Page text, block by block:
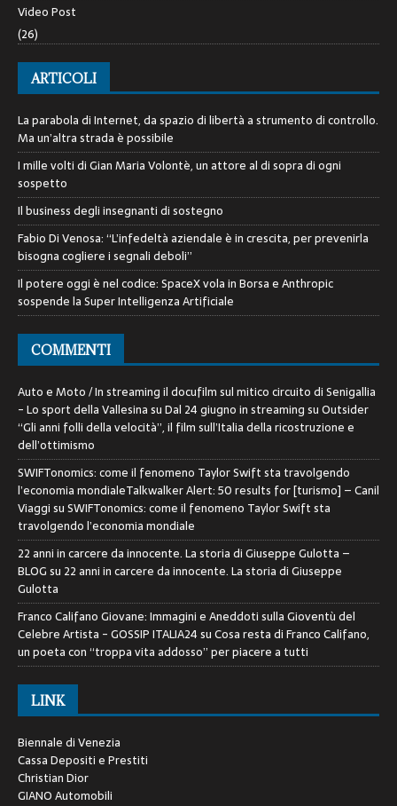
Video Post
(26)
ARTICOLI
La parabola di Internet, da spazio di libertà a strumento di controllo.
Ma un’altra strada è possibile
I mille volti di Gian Maria Volontè, un attore al di sopra di ogni
sospetto
Il business degli insegnanti di sostegno
Fabio Di Venosa: “L’infedeltà aziendale è in crescita, per prevenirla
bisogna cogliere i segnali deboli”
Il potere oggi è nel codice: SpaceX vola in Borsa e Anthropic
sospende la Super Intelligenza Artificiale
COMMENTI
Auto e Moto / In streaming il docufilm sul mitico circuito di Senigallia
- Lo sport della VallesinasuDal 24 giugno in streaming su Outsider
“Gli anni folli della velocità”, il film sull’Italia della ricostruzione e
dell’ottimismo
SWIFTonomics: come il fenomeno Taylor Swift sta travolgendo
l’economia mondialeTalkwalker Alert: 50 results for [turismo] – Canil
ViaggisuSWIFTonomics: come il fenomeno Taylor Swift sta
travolgendo l’economia mondiale
22 anni in carcere da innocente. La storia di Giuseppe Gulotta –
BLOGsu 22 anni in carcere da innocente. La storia di Giuseppe
Gulotta
Franco Califano Giovane: Immagini e Aneddoti sulla Gioventù del
Celebre Artista - GOSSIP ITALIA24suCosa resta di Franco Califano,
un poeta con “troppa vita addosso” per piacere a tutti
LINK
Biennale di Venezia
Cassa Depositi e Prestiti
Christian Dior
GIANO Automobili